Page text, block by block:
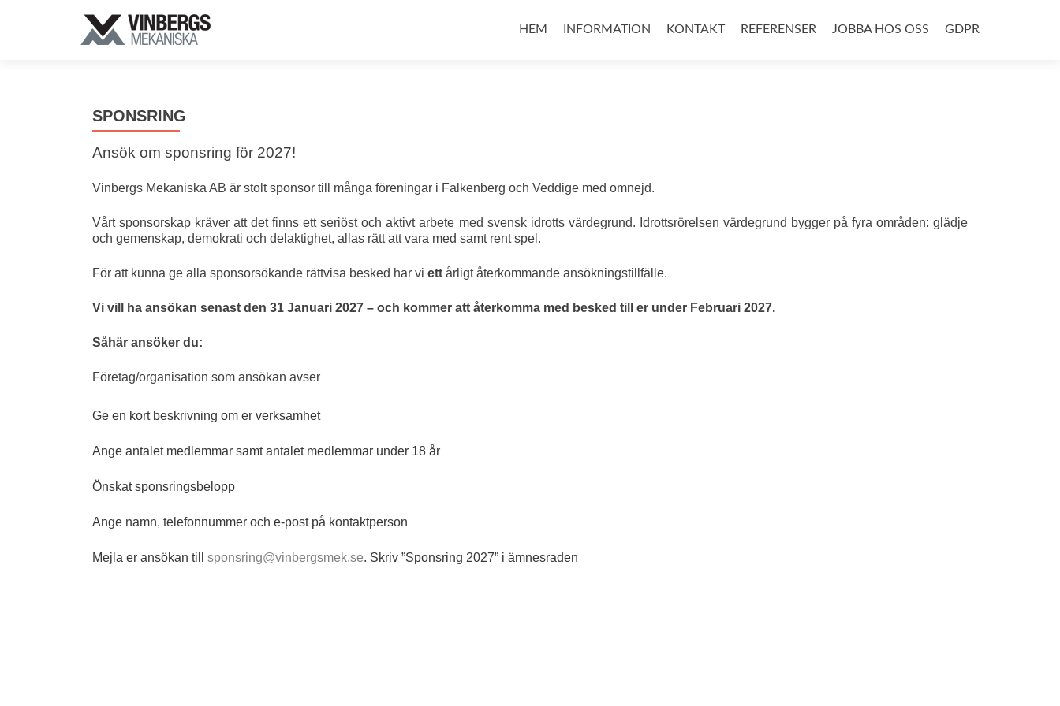
till
HEM INFORMATION KONTAKT REFERENSER JOBBA HOS OSS GDPR
SPONSRING
Ansök om sponsring för 2027!
Vinbergs Mekaniska AB är stolt sponsor till många föreningar i Falkenberg och Veddige med omnejd.
Vårt sponsorskap kräver att det finns ett seriöst och aktivt arbete med svensk idrotts värdegrund. Idrottsrörelsen värdegrund bygger på fyra områden: glädje
och gemenskap, demokrati och delaktighet, allas rätt att vara med samt rent spel.
För att kunna ge alla sponsorsökande rättvisa besked har vi ett årligt återkommande ansökningstillfälle.
Vi vill ha ansökan senast den 31 Januari 2027 – och kommer att återkomma med besked till er under Februari 2027.
Såhär ansöker du:
Företag/organisation som ansökan avser
Ge en kort beskrivning om er verksamhet
Ange antalet medlemmar samt antalet medlemmar under 18 år
Önskat sponsringsbelopp
Ange namn, telefonnummer och e-post på kontaktperson
Mejla er ansökan till sponsring@vinbergsmek.se. Skriv ”Sponsring 2027” i ämnesraden